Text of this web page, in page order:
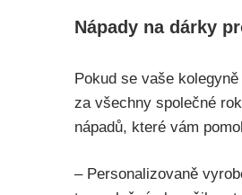
Nápady na dárky
Pokud se vaše
za všechny společné
nápadů, které vám
– Personalizovaně